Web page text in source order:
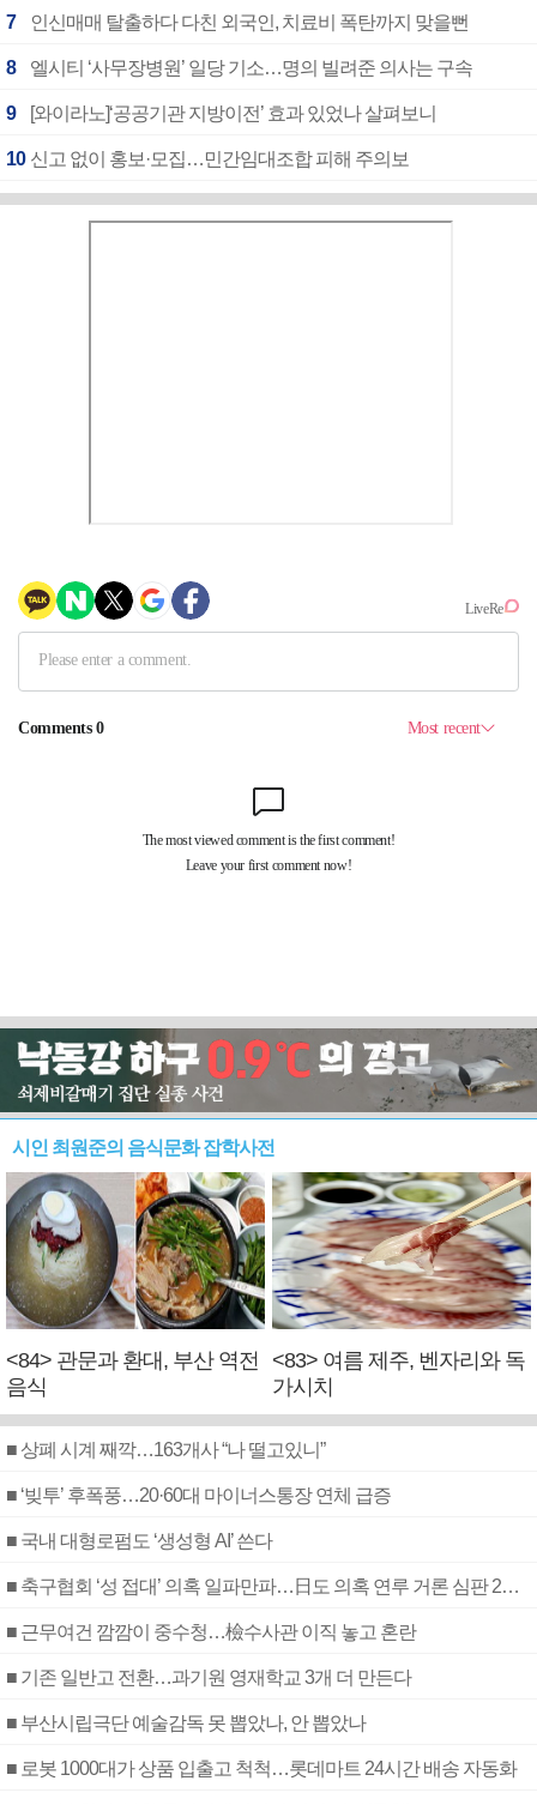
7 인신매매 탈출하다 다친 외국인, 치료비 폭탄까지 맞을뻔
8 엘시티 ‘사무장병원’ 일당 기소…명의 빌려준 의사는 구속
9 [와이라노]‘공공기관 지방이전’ 효과 있었나 살펴보니
10 신고 없이 홍보·모집…민간임대조합 피해 주의보
시인 최원준의 음식문화 잡학사전
<84> 관문과 환대, 부산 역전
음식
<83> 여름 제주, 벤자리와 독
가시치
■ 상폐 시계 째깍…163개사 “나 떨고있니”
■ ‘빚투’ 후폭풍…20·60대 마이너스통장 연체 급증
■ 국내 대형로펌도 ‘생성형 AI’ 쓴다
■ 축구협회 ‘성 접대’ 의혹 일파만파…日도 의혹 연루 거론 심판 2명 조사
■ 근무여건 깜깜이 중수청…檢수사관 이직 놓고 혼란
■ 기존 일반고 전환…과기원 영재학교 3개 더 만든다
■ 부산시립극단 예술감독 못 뽑았나, 안 뽑았나
■ 로봇 1000대가 상품 입출고 척척…롯데마트 24시간 배송 자동화